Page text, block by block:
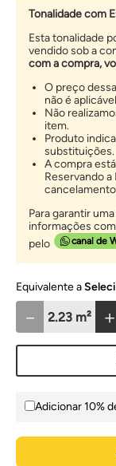
Tonalidade com
Esta tonalidade
vendido sob a
com a compra,
O preço
não é
Não
item.
Produto
substituições.
A compra
Reservando
Para garantir
informações
pelo
canal de
＋
－
Adicionar 10%